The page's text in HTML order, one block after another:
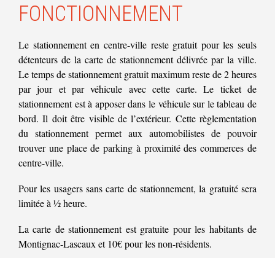
FONCTIONNEMENT
Le stationnement en centre-ville reste gratuit pour les seuls
détenteurs de la carte de stationnement délivrée par la ville.
Le temps de stationnement gratuit maximum reste de 2 heures
par jour et par véhicule avec cette carte. Le ticket de
stationnement est à apposer dans le véhicule sur le tableau de
bord. Il doit être visible de l’extérieur. Cette règlementation
du stationnement permet aux automobilistes de pouvoir
trouver une place de parking à proximité des commerces de
centre-ville.
Pour les usagers sans carte de stationnement, la gratuité sera
limitée à ½ heure.
La carte de stationnement est gratuite pour les habitants de
Montignac-Lascaux et 10€ pour les non-résidents.